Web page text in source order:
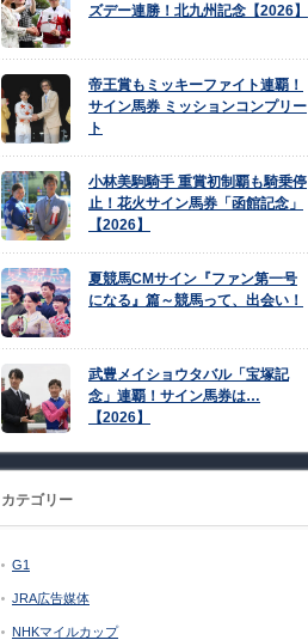
ズデー連勝！北九州記念【2026】
帝王賞もミッキーファイト連覇！
サイン馬券 ミッションコンプリー
ト
小林美駒騎手 重賞初制覇も騎乗停
止！花火サイン馬券「函館記念」
【2026】
夏競馬CMサイン『ファン第一号
になる』篇～競馬って、出会い！
武豊メイショウタバル「宝塚記
念」連覇！サイン馬券は…
【2026】
カテゴリー
G1
JRA広告媒体
NHKマイルカップ